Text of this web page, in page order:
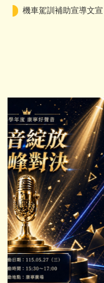
機車駕訓補助宣導文宣